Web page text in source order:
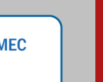
recepciona os
segundo semestre